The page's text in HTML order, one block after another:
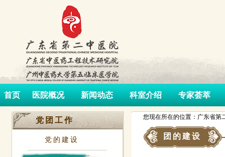
首页 医院概况 新闻动态 科室介绍 专家荟萃
党团工作
党的建设
您现在所在的位置：广东省第
团的建设